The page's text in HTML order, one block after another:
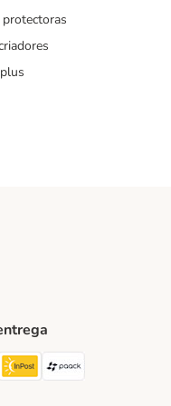
Method
CTTExpress Shipping Method
InPost Shipping Method